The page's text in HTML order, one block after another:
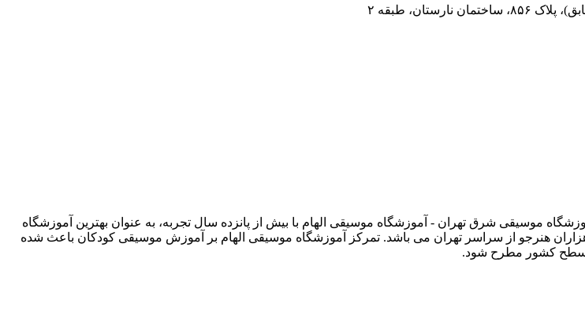
طبقه ۲
الهام، بهترین آموزشگاه موسیقی شرق تهران - آموزشگاه موسیقی الهام با بیش از پانزده سال تجربه، به عنوان بهترین آموزشگاه
هنرجو از سراسر تهران می باشد. تمرکز آموزشگاه موسیقی الهام بر آموزش موسیقی کودکان باعث شده
سطح کشور مطرح شود.